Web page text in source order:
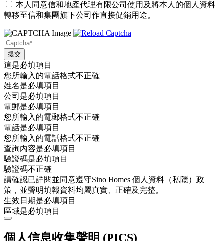
本人同意信和地產代理有限公司使用及將本人的個人資料
轉移至信和集團旗下公司作直接促銷用途。
這是必填項目
您所輸入的電話格式不正確
姓名是必填項目
公司是必填項目
電郵是必填項目
您所輸入的電郵格式不正確
電話是必填項目
您所輸入的電話格式不正確
查詢內容是必填項目
驗證碼是必填項目
驗證碼不正確
請確認已詳閱並同意遵守Sino Homes 個人資料（私隱）政
策，並聲明填報資料均屬真實、正確及完整。
生效日期是必填項目
區域是必填項目
個人信息收集聲明 (PICS)